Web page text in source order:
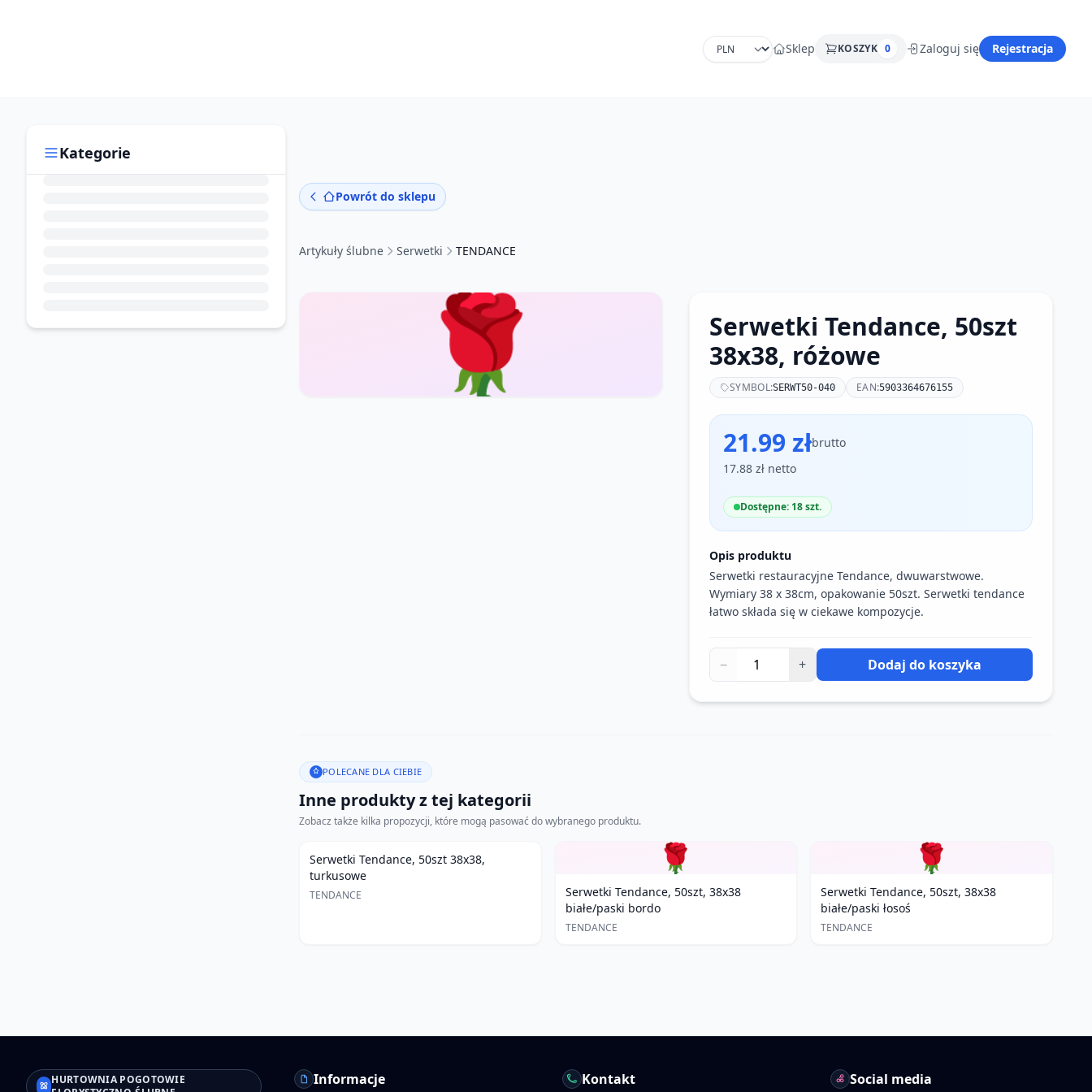
Sklep KOSZYK 0 Zaloguj się Rejestracja
Kategorie
Powrót do sklepu
Artykuły ślubne Serwetki TENDANCE
🌹
Serwetki Tendance, 50szt
38x38, różowe
SYMBOL:SERWT50-040 EAN:5903364676155
21.99 złbrutto
17.88 zł netto
Dostępne: 18 szt.
Opis produktu
Serwetki restauracyjne Tendance, dwuwarstwowe.
Wymiary 38 x 38cm, opakowanie 50szt. Serwetki tendance
łatwo składa się w ciekawe kompozycje.
− + Dodaj do koszyka
POLECANE DLA CIEBIE
Inne produkty z tej kategorii
Zobacz także kilka propozycji, które mogą pasować do wybranego produktu.
Serwetki Tendance, 50szt 38x38,
turkusowe
TENDANCE
🌹
Serwetki Tendance, 50szt, 38x38
białe/paski bordo
TENDANCE
🌹
Serwetki Tendance, 50szt, 38x38
białe/paski łosoś
TENDANCE
HURTOWNIA POGOTOWIE
Informacje Kontakt Social media